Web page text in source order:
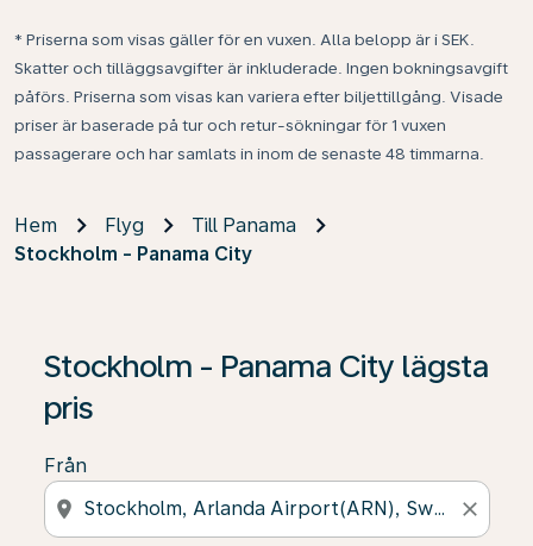
* Priserna som visas gäller för en vuxen. Alla belopp är i SEK.
Skatter och tilläggsavgifter är inkluderade. Ingen bokningsavgift
påförs. Priserna som visas kan variera efter biljettillgång. Visade
priser är baserade på tur och retur-sökningar för 1 vuxen
passagerare och har samlats in inom de senaste 48 timmarna.
Hem Flyg
Till Panama
Stockholm - Panama City
Stockholm - Panama City lägsta
pris
Från
location_on close
Om inga resultat hittas, klicka på ”Hitta